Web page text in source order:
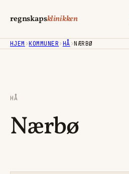
regnskapsklinikken
HJEM ›KOMMUNER›HÅ›NÆRBØ
HÅ
Nærbø